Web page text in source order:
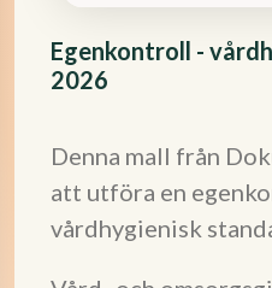
Egenkontroll -
2026
Denna mall från
att utföra en
vårdhygienisk